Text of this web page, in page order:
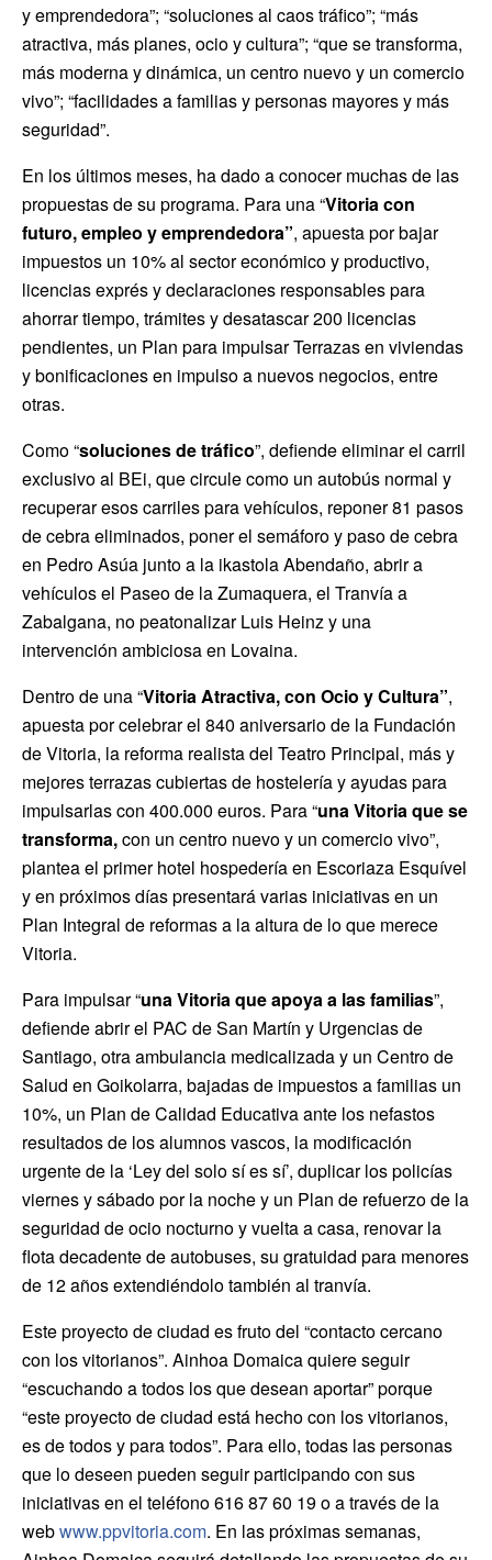
y emprendedora”; “soluciones al caos tráfico”; “más
atractiva, más planes, ocio y cultura”; “que se transforma,
más moderna y dinámica, un centro nuevo y un comercio
vivo”; “facilidades a familias y personas mayores y más
seguridad”.
En los últimos meses, ha dado a conocer muchas de las
propuestas de su programa. Para una “Vitoria con
futuro, empleo y emprendedora”, apuesta por bajar
impuestos un 10% al sector económico y productivo,
licencias exprés y declaraciones responsables para
ahorrar tiempo, trámites y desatascar 200 licencias
pendientes, un Plan para impulsar Terrazas en viviendas
y bonificaciones en impulso a nuevos negocios, entre
otras.
Como “soluciones de tráfico”, defiende eliminar el carril
exclusivo al BEi, que circule como un autobús normal y
recuperar esos carriles para vehículos, reponer 81 pasos
de cebra eliminados, poner el semáforo y paso de cebra
en Pedro Asúa junto a la ikastola Abendaño, abrir a
vehículos el Paseo de la Zumaquera, el Tranvía a
Zabalgana, no peatonalizar Luis Heinz y una
intervención ambiciosa en Lovaina.
Dentro de una “Vitoria Atractiva, con Ocio y Cultura”,
apuesta por celebrar el 840 aniversario de la Fundación
de Vitoria, la reforma realista del Teatro Principal, más y
mejores terrazas cubiertas de hostelería y ayudas para
impulsarlas con 400.000 euros. Para “una Vitoria que se
transforma,con un centro nuevo y un comercio vivo”,
plantea el primer hotel hospedería en Escoriaza Esquível
y en próximos días presentará varias iniciativas en un
Plan Integral de reformas a la altura de lo que merece
Vitoria.
Para impulsar “una Vitoria que apoya a las familias”,
defiende abrir el PAC de San Martín y Urgencias de
Santiago, otra ambulancia medicalizada y un Centro de
Salud en Goikolarra, bajadas de impuestos a familias un
10%, un Plan de Calidad Educativa ante los nefastos
resultados de los alumnos vascos, la modificación
urgente de la ‘Ley del solo sí es sí’, duplicar los policías
viernes y sábado por la noche y un Plan de refuerzo de la
seguridad de ocio nocturno y vuelta a casa, renovar la
flota decadente de autobuses, su gratuidad para menores
de 12 años extendiéndolo también al tranvía.
Este proyecto de ciudad es fruto del “contacto cercano
con los vitorianos”. Ainhoa Domaica quiere seguir
“escuchando a todos los que desean aportar” porque
“este proyecto de ciudad está hecho con los vitorianos,
es de todos y para todos”. Para ello, todas las personas
que lo deseen pueden seguir participando con sus
iniciativas en el teléfono 616 87 60 19 o a través de la
webwww.ppvitoria.com. En las próximas semanas,